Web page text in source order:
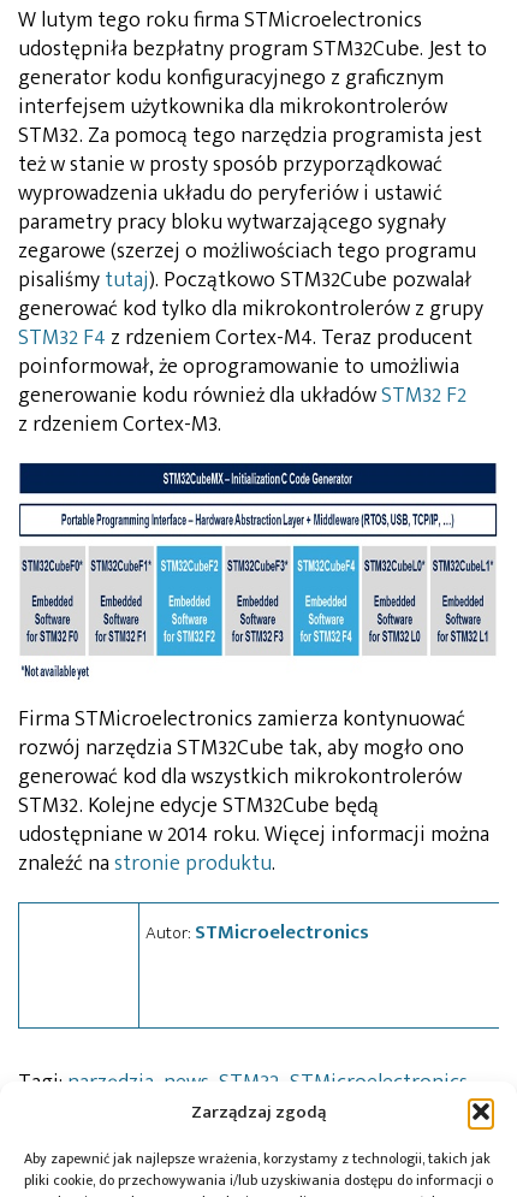
Zarządzaj zgodą
Aby zapewnić jak najlepsze wrażenia, korzystamy z technologii, takich jak
pliki cookie, do przechowywania i/lub uzyskiwania dostępu do informacji o
W lutym tego roku firma STMicroelectronics
udostępniła bezpłatny program STM32Cube. Jest to
generator kodu konfiguracyjnego z graficznym
interfejsem użytkownika dla mikrokontrolerów
STM32. Za pomocą tego narzędzia programista jest
też w stanie w prosty sposób przyporządkować
wyprowadzenia układu do peryferiów i ustawić
parametry pracy bloku wytwarzającego sygnały
zegarowe (szerzej o możliwościach tego programu
pisaliśmytutaj). Początkowo STM32Cube pozwalał
generować kod tylko dla mikrokontrolerów z grupy
STM32 F4 z rdzeniem Cortex-M4. Teraz producent
poinformował, że oprogramowanie to umożliwia
generowanie kodu również dla układówSTM32 F2
z rdzeniem Cortex-M3.
Firma STMicroelectronics zamierza kontynuować
rozwój narzędzia STM32Cube tak, aby mogło ono
generować kod dla wszystkich mikrokontrolerów
STM32. Kolejne edycje STM32Cube będą
udostępniane w 2014 roku. Więcej informacji można
znaleźć nastronie produktu.
Autor: STMicroelectronics
Tagi: narzędzia news STM32 STMicroelectronics